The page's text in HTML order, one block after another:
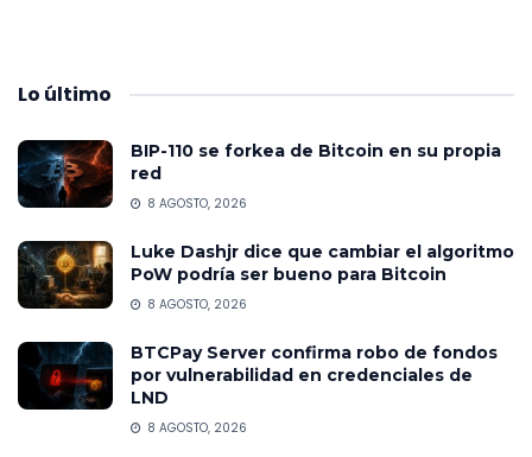
Lo último
BIP-110 se forkea de Bitcoin en su propia
red
8 AGOSTO, 2026
Luke Dashjr dice que cambiar el algoritmo
PoW podría ser bueno para Bitcoin
8 AGOSTO, 2026
BTCPay Server confirma robo de fondos
por vulnerabilidad en credenciales de
LND
8 AGOSTO, 2026